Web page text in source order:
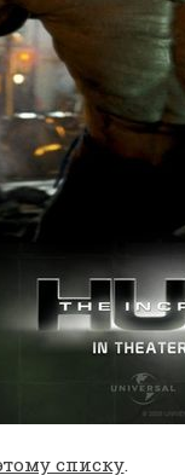
списку.